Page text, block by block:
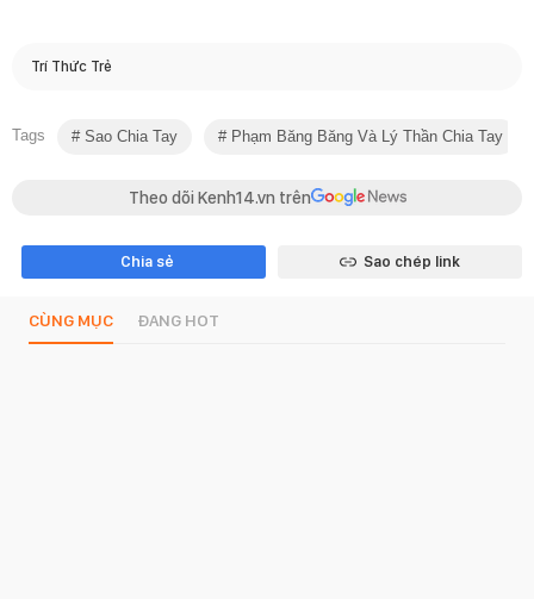
Trí Thức Trẻ
Tags Sao Chia Tay Phạm Băng Băng Và Lý Thần Chia Tay
Theo dõi Kenh14.vn trên
Chia sẻ Sao chép link
CÙNG MỤC ĐANG HOT